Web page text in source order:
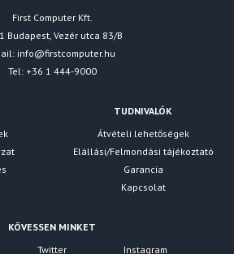
First Computer Kft.
Budapest, Vezér utca 83/B
info@firstcomputer.hu
Tel: +36 1 444-9000
TUDNIVALÓK
Átvételi lehetőségek
Elállási/Felmondási tájékoztató
Garancia
Kapcsolat
KÖVESSEN MINKET
Twitter Instagram